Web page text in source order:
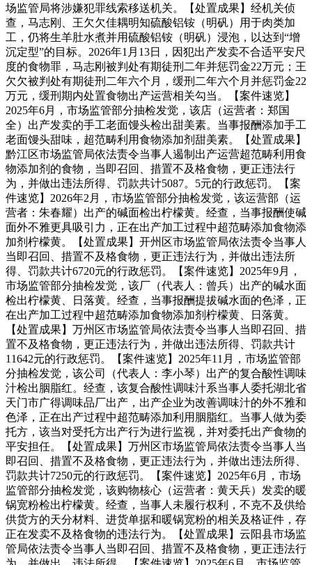
场监管局将涉嫌犯罪线索移送机关。【处置成果】经机关侦
查，马志刚、王欠欠佳耦明知硫酸铝铵（明矾）用于肉类加
工，仍将生羊肚水煮并用硫酸铝铵（明矾）浸泡，以达到“增
沉定型”的目标。2026年1月13日，因犯出产发卖不合适平安尺
度的食物罪，马志刚被判处有期徒刑二年并惩罚金22万元；王
欠欠被判处有期徒刑二年六个月，缓刑二年六个月并惩罚金22
万元，缓刑期内处置食物出产运营相关勾当。【案件速览】
2025年6月，市场监管部分抽检发觉，该店（运营者：郑国
全）出产发卖的手工老面馒头检出甜美素。当事报酬添加手工
老面馒头甜味，超范畴利用食物添加剂甜美素。【处置成果】
黔江区市场监管局依法责令当事人遏制出产运营超范畴利用食
物添加剂的食物，当即召回、措置不及格食物，更正违法行
为，并做出违法所得、罚款共计5087。5元的行政惩罚。【案
件速览】2026年2月，市场监管部分抽检发觉，该运营部（运
营者：朱春耀）出产的碱面检出柠檬黄。经查，当事报酬使碱
面外不雅更具吸引力，正在出产加工过程中超范畴添加食物添
加剂柠檬黄。【处置成果】开州区市场监管局依法责令当事人
当即召回、措置不及格食物，更正违法行为，并做出违法所
得、罚款共计6720元的行政惩罚。【案件速览】2025年9月，
市场监管部分抽检发觉，该厂（代表人：曾兵）出产的碱水面
检出柠檬黄、日落黄。经查，当事报酬提拔碱水面的色泽，正
在出产加工过程中超范畴添加食物添加剂柠檬黄、日落黄。
【处置成果】万州区市场监管局依法责令当事人当即召回、措
置不及格食物，更正违法行为，并做出违法所得、罚款共计
11642元的行政惩罚。【案件速览】2025年11月，市场监管部
分抽检发觉，该公司（代表人：李小琴）出产的复合酸性调味
汁检出胭脂红。经查，该复合酸性调味汁系当事人委托湖北省
天门市广得调味品厂出产，出产企业为改善调味汁的外不雅和
色泽，正在出产过程中超范畴添加利用胭脂红。当事人做为委
托方，该当对受托方出产行为进行监视，并对委托出产食物的
平安担任。【处置成果】万州区市场监管局依法责令当事人当
即召回、措置不及格食物，更正违法行为，并做出违法所得、
罚款共计7250元的行政惩罚。【案件速览】2025年6月，市场
监管部分抽检发觉，该购物核心（运营者：黄天兵）发卖的暖
锅宽粉检出柠檬黄。经查，当事人未履行权利，不克不及供给
供货方的天分材料、进货单据和暖锅宽粉的相关及格证件，存
正在发卖不及格食物的违法行为。【处置成果】云阳县市场监
管局依法责令当事人当即召回、措置不及格食物，更正违法行